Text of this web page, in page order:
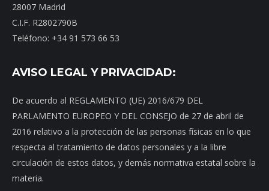
28007 Madrid
C.I.F. R2802790B
Teléfono: +34 91 573 66 53
AVISO LEGAL Y PRIVACIDAD:
De acuerdo al REGLAMENTO (UE) 2016/679 DEL
PARLAMENTO EUROPEO Y DEL CONSEJO de 27 de abril de
2016 relativo a la protección de las personas físicas en lo que
respecta al tratamiento de datos personales y a la libre
circulación de estos datos, y demás normativa estatal sobre la
materia.